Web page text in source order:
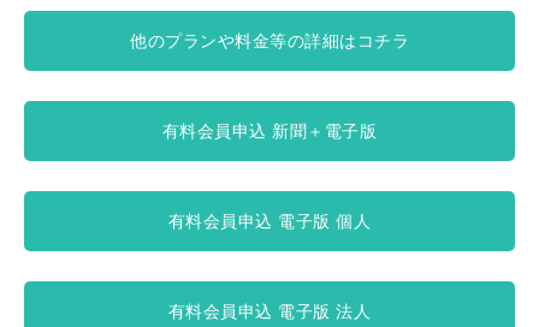
他のプランや料金等の詳細はコチラ
有料会員申込 新聞＋電子版
有料会員申込 電子版 個人
有料会員申込 電子版 法人